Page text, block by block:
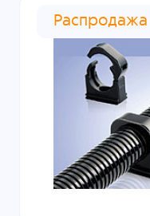
Распродажа